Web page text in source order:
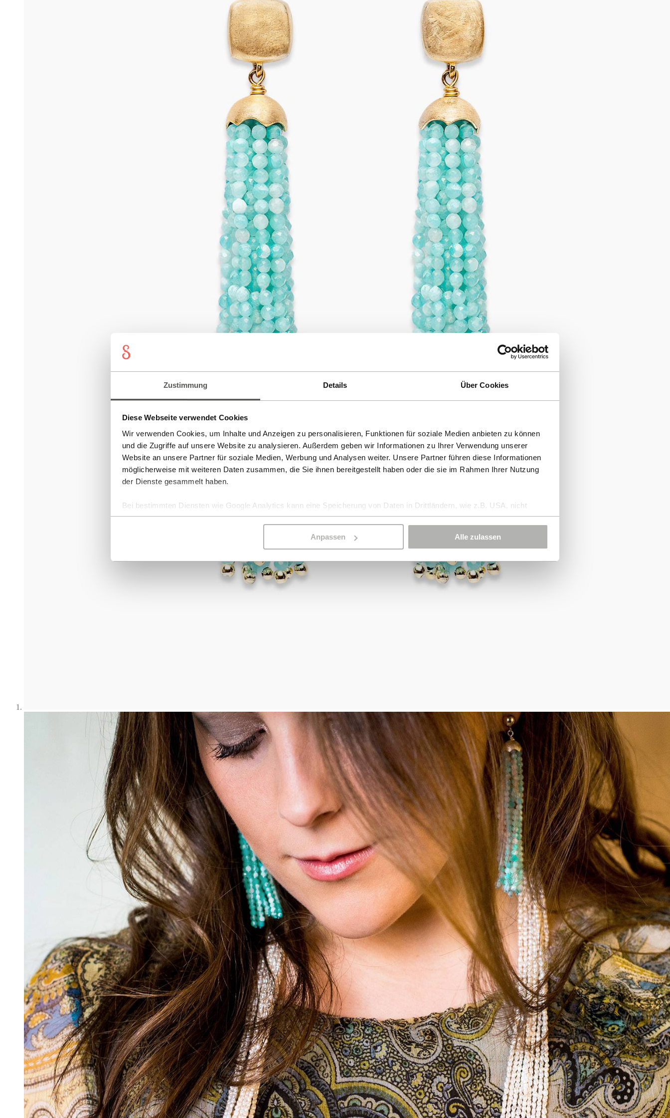
Zustimmung Details Über Cookies
Diese Webseite verwendet Cookies
Wir verwenden Cookies, um Inhalte und Anzeigen zu personalisieren, Funktionen für soziale Medien anbieten zu können
und die Zugriffe auf unsere Website zu analysieren. Außerdem geben wir Informationen zu Ihrer Verwendung unserer
Website an unsere Partner für soziale Medien, Werbung und Analysen weiter. Unsere Partner führen diese Informationen
möglicherweise mit weiteren Daten zusammen, die Sie ihnen bereitgestellt haben oder die sie im Rahmen Ihrer Nutzung
der Dienste gesammelt haben.
Bei bestimmten Diensten wie Google Analytics kann eine Speicherung von Daten in Drittländern, wie z.B. USA, nicht
ausgeschlossen werden.
Anpassen Alle zulassen